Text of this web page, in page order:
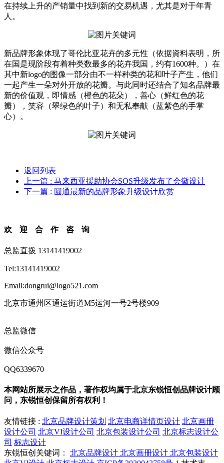
在持续上升的产销量中找到新的交易机遇，尤其是对于年青
人。
新品牌形象体现了哥伦比亚花卉的多元性（依据資料表明，所
在国是现阶段有着种类数最多的花卉我国，约有1600种。）在
其中新logo的图像一部分由不一样种类的花和叶子产生，他们
一起产生一朵对外开放的花瓣。与此同时还结合了知名品牌最
新的价值观，即情感（橙色的花朵），善心（鲜红色的花
瓣），笑容（翠绿色的叶子）和无私奉献（蓝紫色的手掌
心）。
返回列表
上一篇 : 马来西亚援助协会SOS升级发布了会徽设计
下一篇 : 圆通最新的品牌形象升级设计欣赏
欢迎合作咨询
总监直拨 13141419002
Tel:13141419002
Email:dongrui@logo521.com
北京市通州区通运街道M5运河一号2号楼909
总监微信
微信公众号
QQ6339670
本网站所展示之作品，著作权均属于北京东锐恒创品牌设计顾
问，东锐恒创保留所有权利！
友情链接 : 北京品牌设计策划 北京电商详情页设计 北京画册
设计公司 北京VI设计公司 北京包装设计公司 北京标志设计公
司 标志设计
东锐恒创关键词：
北京品牌设计 北京画册设计 北京包装设计